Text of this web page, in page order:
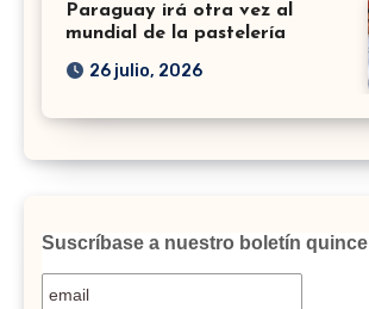
Paraguay irá otra vez al
mundial de la pastelería
26 julio, 2026
Suscríbase a nuestro boletín